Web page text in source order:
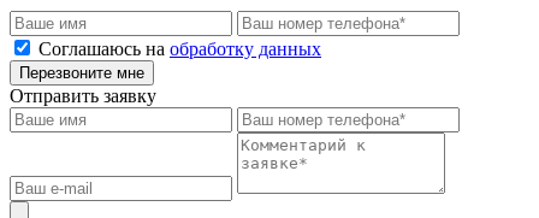
Соглашаюсь на обработку данных
Перезвоните мне
Отправить заявку